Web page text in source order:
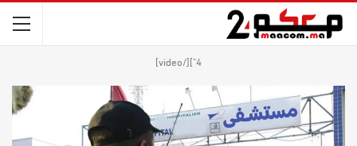
4"][/video]